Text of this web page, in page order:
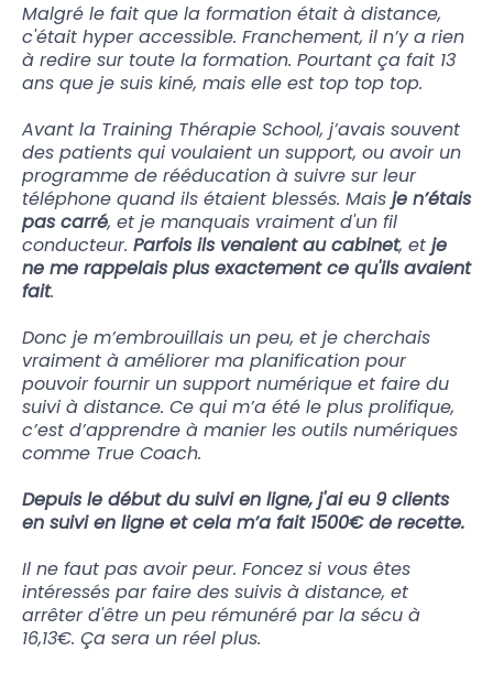
Malgré le fait que la formation était à distance,
c'était hyper accessible. Franchement, il n’y a rien
à redire sur toute la formation. Pourtant ça fait 13
ans que je suis kiné, mais elle est top top top.
Avant la Training Thérapie School, j’avais souvent
des patients qui voulaient un support, ou avoir un
programme de rééducation à suivre sur leur
téléphone quand ils étaient blessés. Mais je n’étais
pas carré, et je manquais vraiment d'un fil
conducteur. Parfois ils venaient au cabinet, et je
ne me rappelais plus exactement ce qu'ils avaient
fait.
Donc je m’embrouillais un peu, et je cherchais
vraiment à améliorer ma planification pour
pouvoir fournir un support numérique et faire du
suivi à distance. Ce qui m’a été le plus prolifique,
c’est d’apprendre à manier les outils numériques
comme True Coach.
Depuis le début du suivi en ligne, j'ai eu 9 clients
en suivi en ligne et cela m’a fait 1500€ de recette.
Il ne faut pas avoir peur. Foncez si vous êtes
intéressés par faire des suivis à distance, et
arrêter d'être un peu rémunéré par la sécu à
16,13€. Ça sera un réel plus.